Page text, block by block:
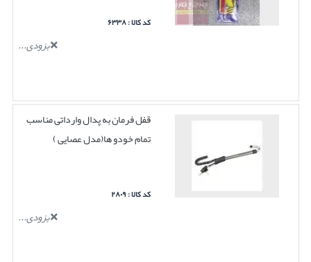
کد کالا : ۶۳۳۸
بزودی...
قفل فرمان به پدال وارداتی مناسب
تمام خودو ها(مدل عصایی )
کد کالا : ۲۸۰۹
بزودی...